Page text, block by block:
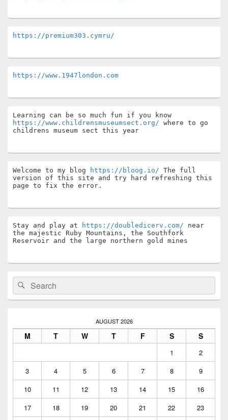
https://premium303.cymru/
https://www.1947london.com
https://www.childrensmuseumsect.org/ where to go
childrens museum sect this year
Welcome to my blog https://bloog.io/ The full
version of this site and try hard refreshing this
page to fix the error.
Stay and play at https://doubledicerv.com/ near
the majestic Ruby Mountains, the Southfork
Reservoir and the large northern gold mines
Search
for:
Search
AUGUST 2026
M T W T F S S
1
2
3
4 5 6 7 8
9
10
11 12 13 14 15
16
17
18 19 20 21 22
23